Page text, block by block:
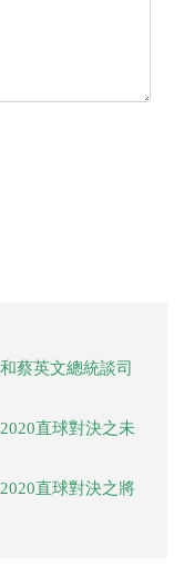
蔡英文總統談司
直球對決之未
直球對決之將